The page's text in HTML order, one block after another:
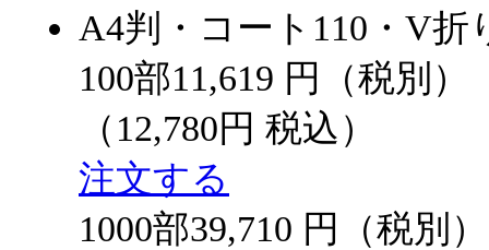
A4判・コート110・V折
100部11,619 円（税別）
（12,780円 税込）
注文する
1000部39,710 円（税別）